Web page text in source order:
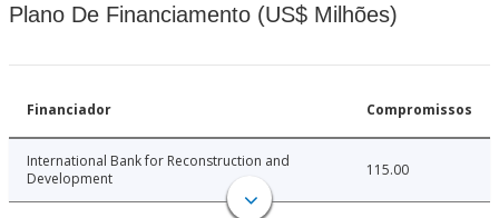
Plano De Financiamento (US$ Milhões)
Financiador Compromissos
International Bank for Reconstruction and
Development
115.00